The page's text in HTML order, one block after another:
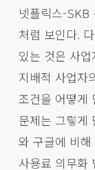
넷플릭스-SKB
처럼 보인다.
있는 것은 사
지배적 사업자
조건을 어떻게
문제는 그렇게
와 구글에 비
사용료 의무화